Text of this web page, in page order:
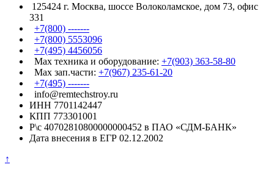
125424 г. Москва, шоссе Волоколамское, дом 73, офис
331
+7(800) -------
+7(800) 5553096
+7(495) 4456056
Max техника и оборудование: +7(903) 363-58-80
Max зап.части: +7(967) 235-61-20
+7(495) -------
info@remtechstroy.ru
ИНН 7701142447
КПП 773301001
Р\с 40702810800000000452 в ПАО «СДМ-БАНК»
Дата внесения в ЕГР 02.12.2002
↑